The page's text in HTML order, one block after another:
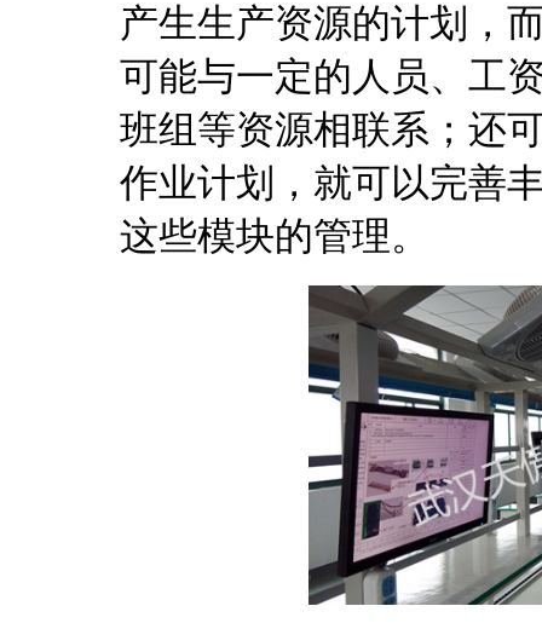
产生生产资源的计划，
可能与一定的人员、工
班组等资源相联系；还
作业计划，就可以完善
这些模块的管理。